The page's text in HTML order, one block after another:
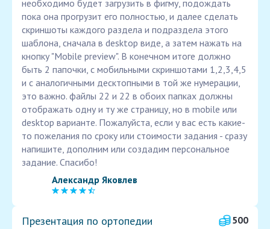
необходимо будет загрузить в фигму, подождать
пока она прогрузит его полностью, и далее сделать
скриншоты каждого раздела и подраздела этого
шаблона, сначала в desktop виде, а затем нажать на
кнопку "Mobile preview". В конечном итоге должно
быть 2 папочки, с мобильными скриншотами 1,2,3,4,5
и с аналогичными десктопными в той же нумерации,
это важно. файлы 22 и 22 в обоих папках должны
отображать одну и ту же страницу, но в mobile или
desktop варианте. Пожалуйста, если у вас есть какие-
то пожелания по сроку или стоимости задания - сразу
напишите, дополним или создадим персональное
задание. Спасибо!
Александр Яковлев
Презентация по ортопедии
500